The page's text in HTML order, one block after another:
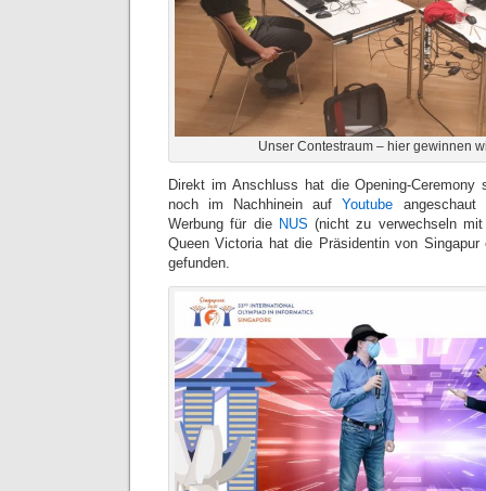
Unser Contestraum – hier gewinnen
Direkt im Anschluss hat die Opening-Ceremony
noch im Nachhinein aufYoutube angeschaut
Werbung für die NUS (nicht zu verwechseln
Queen Victoria hat die Präsidentin von Singapur
gefunden.